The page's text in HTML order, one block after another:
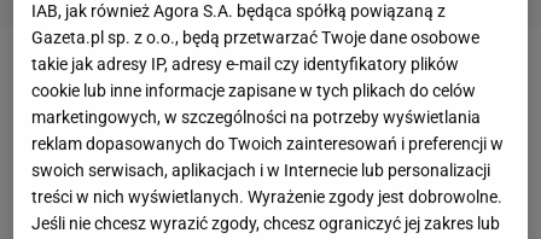
Klaudia Syguła uchodzi za jeden z największych
talentów w żeńskimMMAw naszym kraju. Jednak
od dłuższego czasu miała problem ze
znajdowaniem sobie wartościowych rywalek i przez
ostatnie dwa lata stoczyła tylko dwiewalkiw
IAB, jak również Agora S.A. będąca spółką powiązaną z
Gazeta.pl sp. z o.o., będą przetwarzać Twoje dane osobowe
takie jak adresy IP, adresy e-mail czy identyfikatory plików
cookie lub inne informacje zapisane w tych plikach do celów
marketingowych, w szczególności na potrzeby wyświetlania
reklam dopasowanych do Twoich zainteresowań i preferencji w
swoich serwisach, aplikacjach i w Internecie lub personalizacji
treści w nich wyświetlanych. Wyrażenie zgody jest dobrowolne.
Jeśli nie chcesz wyrazić zgody, chcesz ograniczyć jej zakres lub